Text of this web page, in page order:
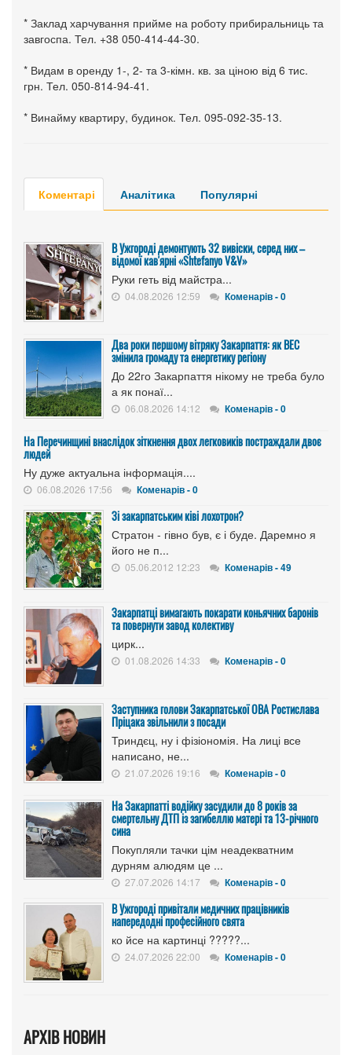
* Заклад харчування прийме на роботу прибиральниць та
завгоспа. Тел. +38 050-414-44-30.
* Видам в оренду 1-, 2- та 3-кімн. кв. за ціною від 6 тис.
грн. Тел. 050-814-94-41.
* Винайму квартиру, будинок. Тел. 095-092-35-13.
Коментарі Аналітика Популярні
В Ужгороді демонтують 32 вивіски, серед них –
відомої кав'ярні «Shtefanyo V&V»
Руки геть від майстра...
04.08.2026 12:59 Коменарів - 0
Два роки першому вітряку Закарпаття: як ВЕС
змінила громаду та енергетику регіону
До 22го Закарпаття нікому не треба було
а як понаї...
06.08.2026 14:12 Коменарів - 0
На Перечинщині внаслідок зіткнення двох легковиків постраждали двоє
людей
Ну дуже актуальна інформація....
06.08.2026 17:56 Коменарів - 0
Зі закарпатським ківі лохотрон?
Стратон - гівно був, є і буде. Даремно я
його не п...
05.06.2012 12:23 Коменарів - 49
Закарпатці вимагають покарати коньячних баронів
та повернути завод колективу
цирк...
01.08.2026 14:33 Коменарів - 0
Заступника голови Закарпатської ОВА Ростислава
Пріцака звільнили з посади
Триндєц, ну і фізіономія. На лиці все
написано, не...
21.07.2026 19:16 Коменарів - 0
На Закарпатті водійку засудили до 8 років за
смертельну ДТП із загибеллю матері та 13-річного
сина
Покупляли тачки цім неадекватним
дурням алюдям це ...
27.07.2026 14:17 Коменарів - 0
В Ужгороді привітали медичних працівників
напередодні професійного свята
ко йсе на картинці ?????...
24.07.2026 22:00 Коменарів - 0
АРХІВ НОВИН